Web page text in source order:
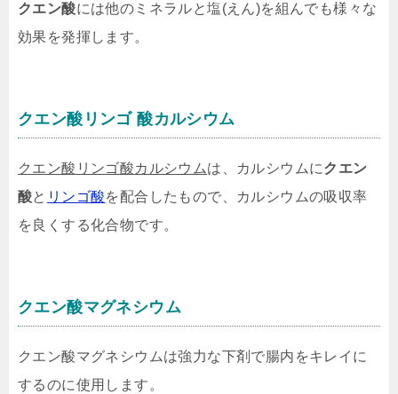
クエン酸には他のミネラルと塩(えん)を組んでも様々な
効果を発揮します。
クエン酸 リンゴ 酸カルシウム
クエン酸リンゴ酸カルシウムは、カルシウムにクエン
酸と リンゴ酸を配合したもので、カルシウムの吸収率
を良くする化合物です。
クエン酸マグネシウム
クエン酸マグネシウムは強力な下剤で腸内をキレイに
するのに使用します。